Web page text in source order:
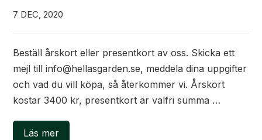
7 DEC, 2020
Beställ årskort eller presentkort av oss. Skicka ett
mejl till info@hellasgarden.se, meddela dina uppgifter
och vad du vill köpa, så återkommer vi. Årskort
kostar 3400 kr, presentkort är valfri summa …
Läs mer